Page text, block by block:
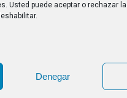
Usted puede aceptar o rechazar
Denegar